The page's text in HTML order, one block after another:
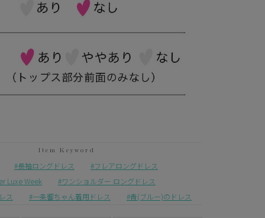
長袖ロングドレス
フレアロングドレス
Luxe Week
ワンショルダー ロングドレス
ス
一条響ちゃん着用ドレス 青(ブルー)のドレス